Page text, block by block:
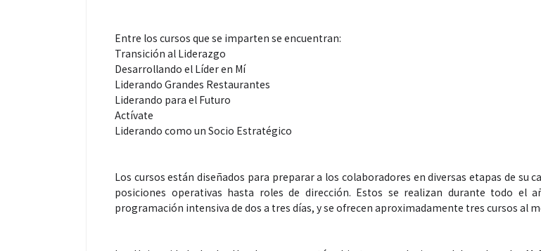
Entre los cursos que se imparten se encuentran:
Transición al Liderazgo
Desarrollando el Líder en Mí
Liderando Grandes Restaurantes
Liderando para el Futuro
Actívate
Liderando como un Socio Estratégico
Los cursos están diseñados para preparar a los colaboradores en diversas etapas de su
posiciones operativas hasta roles de dirección. Estos se realizan durante todo el
programación intensiva de dos a tres días, y se ofrecen aproximadamente tres cursos al
más allá del rostro: cada zona
merece una atención específica